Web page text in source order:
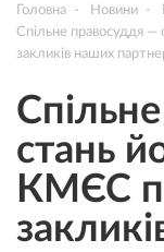
Головна Новини
Спільне правосуддя
закликів наших
стань
КМЄС